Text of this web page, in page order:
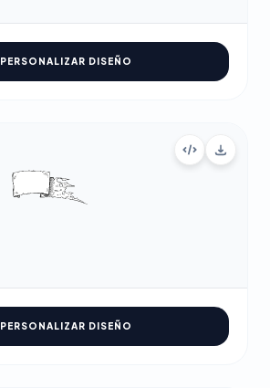
PERSONALIZAR DISEÑO
PERSONALIZAR DISEÑO